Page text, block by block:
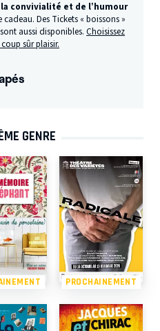
convivialité et de l’humour
cadeau. Des Tickets « boissons »
aussi disponibles.Choisissez
sûr plaisir.
GENRE
PROCHAINEMENT